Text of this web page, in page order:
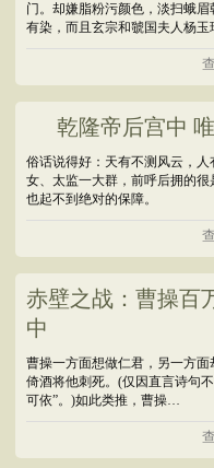
门。却嫌脂粉污颜色，淡扫蛾
有染，而且玄宗和虢国夫人杨
乾隆帝后宫中
俗话说得好：天有不测风云，
女、太监一大群，前呼后拥的
也起不到绝对的保障。
赤壁之战：曹操百
中
曹操一方面想做仁君，另一方
倚酒将他刺死。(仅因直言诗句
可依”。)如此类推，曹操…